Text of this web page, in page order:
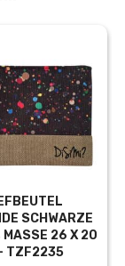
SCHWARZE
26 X 20 C